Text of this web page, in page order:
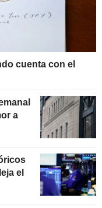
cuenta con el
a
el